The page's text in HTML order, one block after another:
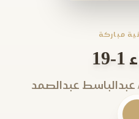
مباركة
عبدالصمد